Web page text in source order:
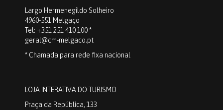
Largo Hermenegildo Solheiro
4960-551 Melgaço
Tel: +351 251 410 100 *
geral@cm-melgaco.pt
* Chamada para rede fixa nacional
LOJA INTERATIVA DO TURISMO
Praça da República, 133